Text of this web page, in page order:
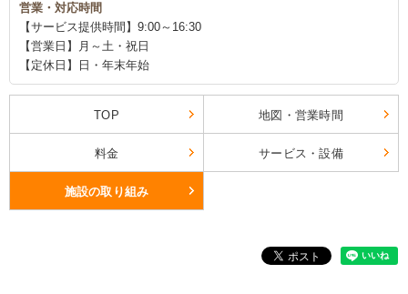
営業・対応時間
【サービス提供時間】9:00～16:30
【営業日】月～土・祝日
【定休日】日・年末年始
TOP 地図・営業時間
料金 サービス・設備
施設の取り組み